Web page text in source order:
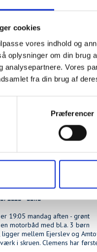
cookies
vores indhold og
oplysninger om din brug
analysepartnere. Vores
fra din brug af
Præferencer
ANDRE
MED TOVVÆRK
- MELLEM
OG AMTOFT
2026 - 08:13
19:05 mandag aften - grønt
motorbåd med bl.a. 3 børn
ligger mellem Ejerslev og
i skruen. Clemens har